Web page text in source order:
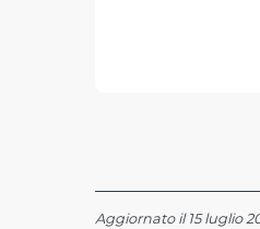
Aggiornato il 15 luglio